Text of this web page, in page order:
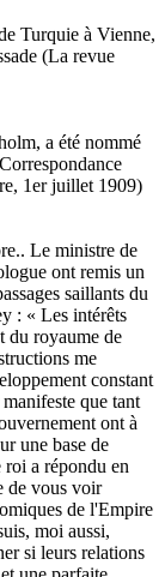
Turquie à Vienne,
(La revue
a été nommé
1er juillet 1909)
Le ministre de
ont remis un
saillants du
: « Les intérêts
du royaume de
me
constant
que tant
ont à
une base de
a répondu en
de vous voir
de l'Empire
moi aussi,
si leurs relations